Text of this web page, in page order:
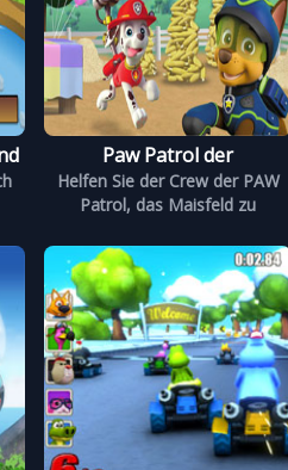
Paw Patrol der
Helfen Sie der Crew der PAW
Patrol, das Maisfeld zu